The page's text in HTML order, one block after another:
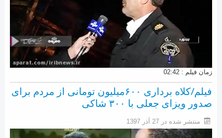
زمان فیلم : 02:42
فیلم/کلاه برداری ۶۰۰میلیون تومانی از مردم برای
صدور ویزای جعلی با ۳۰۰ شاکی
منتشر شده در 27 آذر 1397